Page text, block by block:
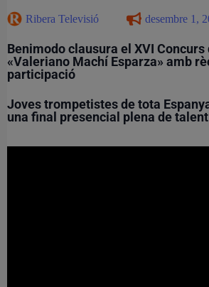
Ribera Televisió desembre 1,
Benimodo clausura el XVI Concurs
«Valeriano Machí Esparza» amb
participació
Joves trompetistes de tota
una final presencial plena de